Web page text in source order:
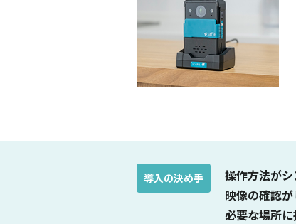
導入の決め手
操作方法が
映像の確認
必要な場所